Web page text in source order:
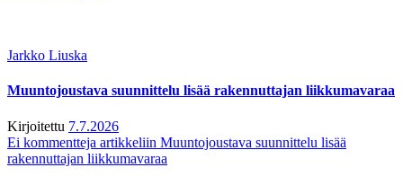
Jarkko Liuska
Muuntojoustava suunnittelu lisää rakennuttajan liikkumavaraa
Kirjoitettu 7.7.2026
Ei kommentteja artikkeliin Muuntojoustava suunnittelu lisää
rakennuttajan liikkumavaraa